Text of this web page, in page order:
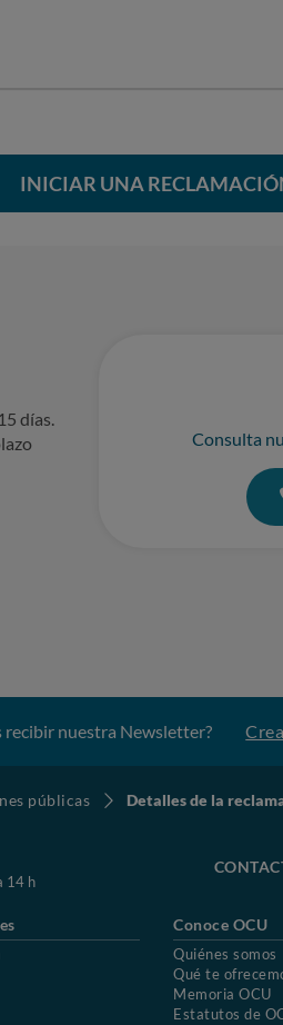
INICIAR UNA
días.
Consulta
recibir nuestra Newsletter?
públicas Detalles de la
14 h
Conoce OCU
Quiénes somos
Qué te
Memoria OCU
Estatutos de